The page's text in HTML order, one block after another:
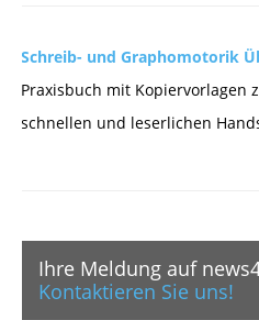
Schreib- und Graphomotorik
Praxisbuch mit Kopiervorlagen
schnellen und leserlichen
Ihre Meldung auf
Kontaktieren Sie uns!